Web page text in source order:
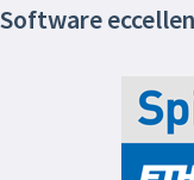
Software